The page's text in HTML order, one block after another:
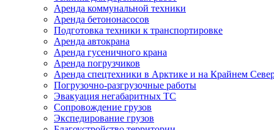
Аренда коммунальной техники
Аренда бетононасосов
Подготовка техники к транспортировке
Аренда автокрана
Аренда гусеничного крана
Аренда погрузчиков
Аренда спецтехники в Арктике и на Крайнем
Погрузочно-разгрузочные работы
Эвакуация негабаритных ТС
Сопровождение грузов
Экспедирование грузов